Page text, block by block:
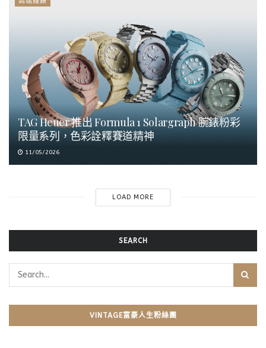
TAG Heuer 推出 Formula 1 Solargraph 腕錶粉彩
限量系列，色彩詮釋賽道精神
11/05/2026
LOAD MORE
SEARCH
VINTAGE富豪人生粉絲團